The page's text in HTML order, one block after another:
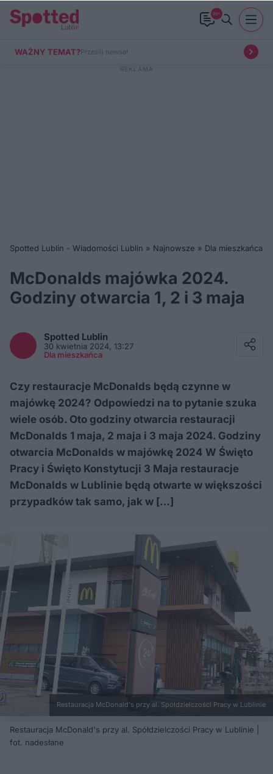
99+
WAŻNY TEMAT?Prześlij newsa!
Spotted Lublin - Wiadomości Lublin » Najnowsze » Dla mieszkańca
McDonalds majówka 2024.
Godziny otwarcia 1, 2 i 3 maja
Spotted Lublin
30 kwietnia 2024, 13:27
Dla mieszkańca
Czy restauracje McDonalds będą czynne w
majówkę 2024? Odpowiedzi na to pytanie szuka
wiele osób. Oto godziny otwarcia restauracji
McDonalds 1 maja, 2 maja i 3 maja 2024. Godziny
otwarcia McDonalds w majówkę 2024 W Święto
Pracy i Święto Konstytucji 3 Maja restauracje
McDonalds w Lublinie będą otwarte w większości
przypadków tak samo, jak w […]
Restauracja McDonald's przy al. Spółdzielczości Pracy w Lublinie
Restauracja McDonald's przy al. Spółdzielczości Pracy w Lublinie |
fot. nadesłane